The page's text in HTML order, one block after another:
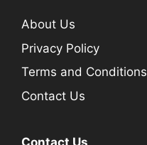
About Us
Privacy Policy
Terms and Conditions
Contact Us
Contact Us